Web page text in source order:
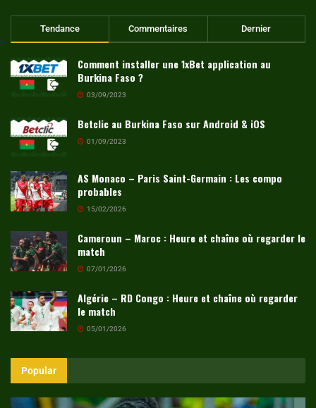
Tendance Commentaires Dernier
Comment installer une 1xBet application au
Burkina Faso ?
03/09/2023
Betclic au Burkina Faso sur Android & iOS
01/09/2023
AS Monaco – Paris Saint-Germain : Les compo
probables
15/02/2026
Cameroun – Maroc : Heure et chaîne où regarder le
match
07/01/2026
Algérie – RD Congo : Heure et chaîne où regarder
le match
05/01/2026
Popular